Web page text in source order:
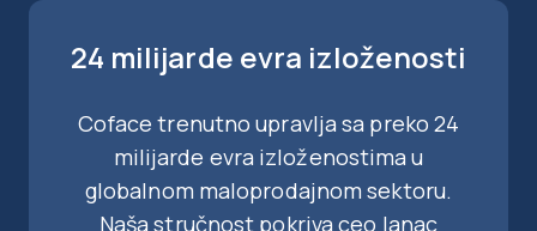
24 milijarde evra izloženosti
Coface trenutno upravlja sa preko 24
milijarde evra izloženostima u
globalnom maloprodajnom sektoru.
Naša stručnost pokriva ceo lanac